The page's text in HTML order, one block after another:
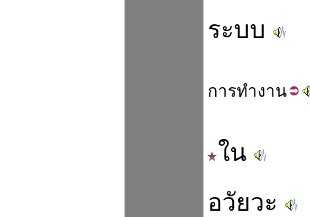
ระบบ
การทำงาน
ใน
อวัยวะ